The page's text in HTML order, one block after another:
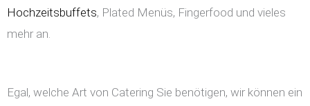
Hochzeitsbuffets, Plated Menüs, Fingerfood und vieles
mehr an.
Egal, welche Art von Catering Sie benötigen, wir können ein